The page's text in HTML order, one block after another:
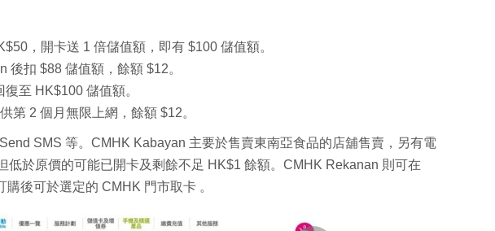
，開卡送 1 倍儲值額，即有 $100 儲值額。
後扣 $88 儲值額，餘額 $12。
至 HK$100 儲值額。
第 2 個月無限上網，餘額 $12。
SMS 等。CMHK Kabayan 主要於售賣東南亞食品的店舖售賣，另有電
低於原價的可能已開卡及剩餘不足 HK$1 餘額。CMHK Rekanan 則可在
後可於選定的 CMHK 門市取卡 。